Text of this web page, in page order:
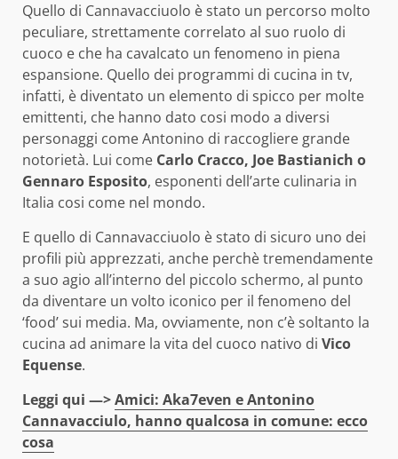
Quello di Cannavacciuolo è stato un percorso molto
peculiare, strettamente correlato al suo ruolo di
cuoco e che ha cavalcato un fenomeno in piena
espansione. Quello dei programmi di cucina in tv,
infatti, è diventato un elemento di spicco per molte
emittenti, che hanno dato cosi modo a diversi
personaggi come Antonino di raccogliere grande
notorietà. Lui come Carlo Cracco, Joe Bastianich o
Gennaro Esposito, esponenti dell’arte culinaria in
Italia cosi come nel mondo.
E quello di Cannavacciuolo è stato di sicuro uno dei
profili più apprezzati, anche perchè tremendamente
a suo agio all’interno del piccolo schermo, al punto
da diventare un volto iconico per il fenomeno del
‘food’ sui media. Ma, ovviamente, non c’è soltanto la
cucina ad animare la vita del cuoco nativo di Vico
Equense.
Leggi qui —>Amici: Aka7even e Antonino
Cannavacciulo, hanno qualcosa in comune: ecco
cosa